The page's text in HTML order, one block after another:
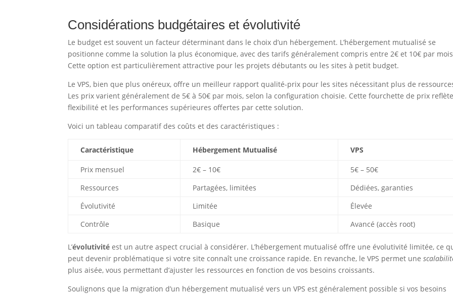
Considérations budgétaires et évolutivité
Le budget est souvent un facteur déterminant dans le choix d’un hébergement. L’hébergement mutualisé se
positionne comme la solution la plus économique, avec des tarifs généralement compris entre 2€ et 10€ par
Cette option est particulièrement attractive pour les projets débutants ou les sites à petit budget.
Le VPS, bien que plus onéreux, offre un meilleur rapport qualité-prix pour les sites nécessitant plus de
Les prix varient généralement de 5€ à 50€ par mois, selon la configuration choisie. Cette fourchette de prix
flexibilité et les performances supérieures offertes par cette solution.
Voici un tableau comparatif des coûts et des caractéristiques :
Caractéristique Hébergement Mutualisé VPS
Prix mensuel 2€ – 10€
5€ – 50€
Ressources
Partagées, limitées
Dédiées, garanties
Évolutivité
Limitée
Élevée
Contrôle
Basique Avancé (accès root)
L’évolutivité est un autre aspect crucial à considérer. L’hébergement mutualisé offre une évolutivité limitée, ce
peut devenir problématique si votre site connaît une croissance rapide. En revanche, le VPS permet une
plus aisée, vous permettant d’ajuster les ressources en fonction de vos besoins croissants.
Soulignons que la migration d’un hébergement mutualisé vers un VPS est généralement possible si vos besoins